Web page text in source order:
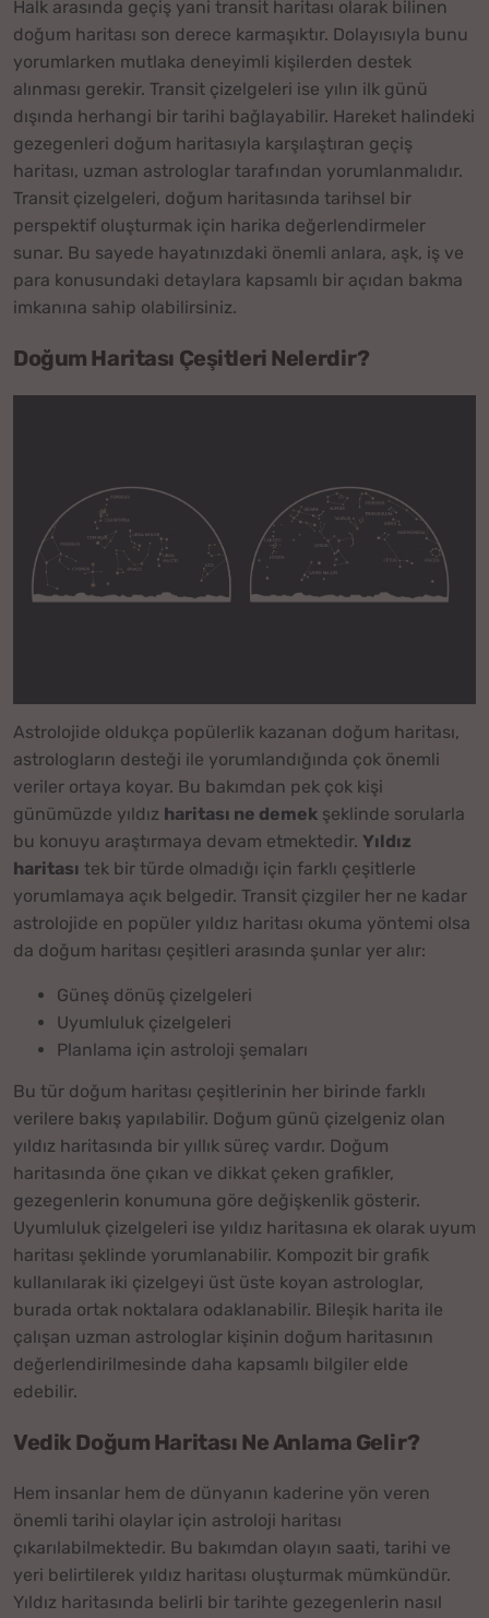
Halk arasında geçiş yani transit haritası olarak bilinen
doğum haritası son derece karmaşıktır. Dolayısıyla bunu
yorumlarken mutlaka deneyimli kişilerden destek
alınması gerekir. Transit çizelgeleri ise yılın ilk günü
dışında herhangi bir tarihi bağlayabilir. Hareket halindeki
gezegenleri doğum haritasıyla karşılaştıran geçiş
haritası, uzman astrologlar tarafından yorumlanmalıdır.
Transit çizelgeleri, doğum haritasında tarihsel bir
perspektif oluşturmak için harika değerlendirmeler
sunar. Bu sayede hayatınızdaki önemli anlara, aşk, iş ve
para konusundaki detaylara kapsamlı bir açıdan bakma
imkanına sahip olabilirsiniz.
Doğum Haritası Çeşitleri Nelerdir?
Astrolojide oldukça popülerlik kazanan doğum haritası,
astrologların desteği ile yorumlandığında çok önemli
veriler ortaya koyar. Bu bakımdan pek çok kişi
günümüzde yıldız haritası ne demek şeklinde sorularla
bu konuyu araştırmaya devam etmektedir. Yıldız
haritası tek bir türde olmadığı için farklı çeşitlerle
yorumlamaya açık belgedir. Transit çizgiler her ne kadar
astrolojide en popüler yıldız haritası okuma yöntemi olsa
da doğum haritası çeşitleri arasında şunlar yer alır:
Güneş dönüş çizelgeleri
Uyumluluk çizelgeleri
Planlama için astroloji şemaları
Bu tür doğum haritası çeşitlerinin her birinde farklı
verilere bakış yapılabilir. Doğum günü çizelgeniz olan
yıldız haritasında bir yıllık süreç vardır. Doğum
haritasında öne çıkan ve dikkat çeken grafikler,
gezegenlerin konumuna göre değişkenlik gösterir.
Uyumluluk çizelgeleri ise yıldız haritasına ek olarak uyum
haritası şeklinde yorumlanabilir. Kompozit bir grafik
kullanılarak iki çizelgeyi üst üste koyan astrologlar,
burada ortak noktalara odaklanabilir. Bileşik harita ile
çalışan uzman astrologlar kişinin doğum haritasının
değerlendirilmesinde daha kapsamlı bilgiler elde
edebilir.
Vedik Doğum Haritası Ne Anlama Gelir?
Hem insanlar hem de dünyanın kaderine yön veren
önemli tarihi olaylar için astroloji haritası
çıkarılabilmektedir. Bu bakımdan olayın saati, tarihi ve
yeri belirtilerek yıldız haritası oluşturmak mümkündür.
Yıldız haritasında belirli bir tarihte gezegenlerin nasıl